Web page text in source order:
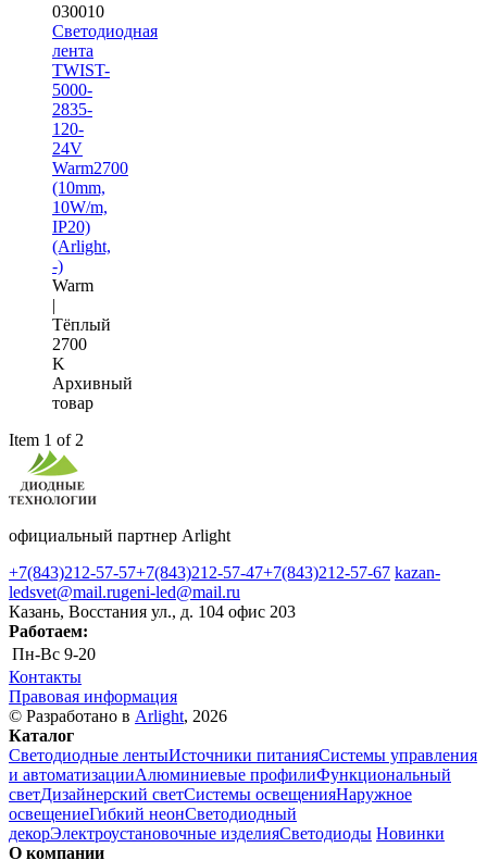
030010
Светодиодная
лента
TWIST-
5000-
2835-
120-
24V
Warm2700
(10mm,
10W/m,
IP20)
(Arlight,
-)
Warm
|
Тёплый
2700
K
Архивный
товар
Item 1 of 2
официальный партнер Arlight
+7(843)212-57-57+7(843)212-57-47+7(843)212-57-67 kazan-
ledsvet@mail.rugeni-led@mail.ru
Казань, Восстания ул., д. 104 офис 203
Работаем:
Пн-Вс 9-20
Контакты
Правовая информация
© Разработано в Arlight, 2026
Каталог
Светодиодные лентыИсточники питанияСистемы управления
и автоматизацииАлюминиевые профилиФункциональный
светДизайнерский светСистемы освещенияНаружное
освещениеГибкий неонСветодиодный
декорЭлектроустановочные изделияСветодиоды Новинки
О компании